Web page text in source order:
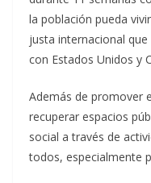
la población pueda
justa internacional
con Estados Unidos y
Además de promover
recuperar espacios
social a través de
todos, especialmente